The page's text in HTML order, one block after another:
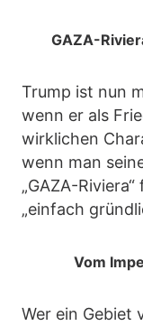
GAZA-
Trump ist nun
wenn er als
wirklichen
wenn man
„GAZA-
„einfach
Vom
Wer ein Gebiet